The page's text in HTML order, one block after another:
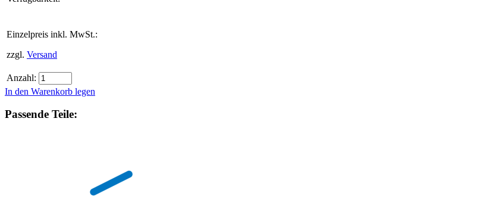
Einzelpreis inkl. MwSt.:
zzgl. Versand
Anzahl:
In den Warenkorb legen
Passende Teile: